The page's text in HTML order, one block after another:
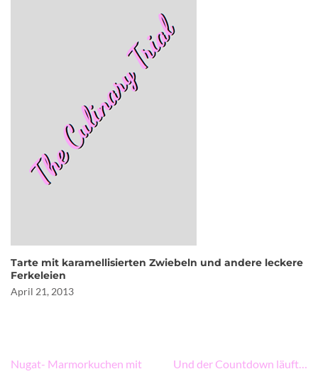
Tarte mit karamellisierten Zwiebeln und andere leckere
Ferkeleien
April 21, 2013
Beitragsnavigation
Nugat- Marmorkuchen mit
Und der Countdown läuft…